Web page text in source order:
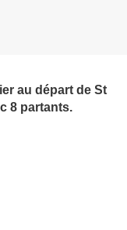
au départ de St
8 partants.